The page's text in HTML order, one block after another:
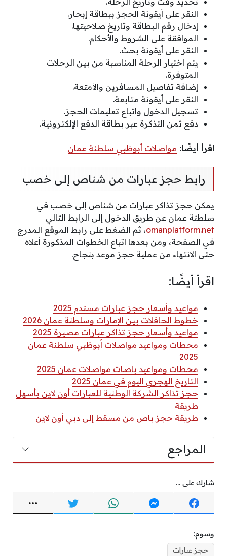
النقر على أيقونة الحجز ببطاقة إبحار.
إدخال رقم البطاقة وتاريخ صلاحيتها.
الموافقة على الشروط والأحكام.
النقر على أيقونة بحث.
يتم اختيار الرحلة المناسبة من بين الرحلات
المتوفرة.
إضافة تفاصيل المسافرين والأمتعة.
النقر على أيقونة متابعة.
تسجيل الدخول واتباع تعليمات الحجز.
دفع ثمن التذكرة عبر بطاقة الدفع الإلكترونية.
اقرأ أيضًا: مواصلات أبوظبي سلطنة عمان
رابط حجز عبارات من شناص إلى خصب
يمكن حجز تذاكر عبارات من شناص إلى خصب في
سلطنة عمان عن طريق الدخول إلى الرابط التالي
omanplatform.net، ثم الضغط على رابط الموقع المدرج
في الصفحة، ومن بعدها اتباع الخطوات المذكورة أعلاه
حتى الانتهاء من عملية حجز موعد بنجاح.
اقرأ أيضًا:
مواعيد وأسعار حجز عبارات مسندم 2025
خطوط الحافلات بين الإمارات وسلطنة عمان 2026
مواعيد وأسعار حجز تذاكر عبارات مصيرة 2025
محطات ومواعيد مواصلات أبوظبي سلطنة عمان
2025
محطات ومواعيد باصات مواصلات عمان 2025
التاريخ الهجري اليوم في عمان 2025
حجز تذاكر الشركة الوطنية للعبارات أون لاين بأسهل
طريقة
طريقة حجز باص من مسقط إلى دبي أون لاين
المراجع
شارك على ...
وسوم:
حجز عبارات